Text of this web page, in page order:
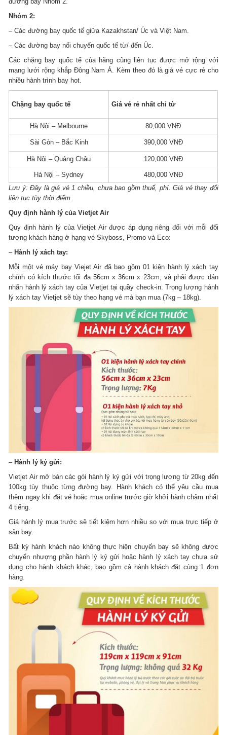
Nhóm 2:
– Các đường bay quốc tế giữa Kazakhstan/ Úc và Việt Nam.
– Các đường bay nối chuyến quốc tế từ/ đến Úc.
Các chặng bay quốc tế của hãng cũng liên tục được mở rộng với
mạng lưới rộng khắp Đông Nam Á. Kèm theo đó là giá vé cực rẻ cho
nhiều hành trình bay hot.
Chặng bay quốc tế Giá vé rẻ nhất chỉ từ
Hà Nội – Melbourne 80,000 VNĐ
Sài Gòn – Bắc Kinh 390,000 VNĐ
Hà Nội – Quảng Châu 120,000 VNĐ
Hà Nội – Sydney
480,000 VNĐ
Lưu ý: Đây là giá vé 1 chiều, chưa bao gồm thuế, phí. Giá vé thay đổi
liên tục tùy thời điểm
Quy định hành lý của Vietjet Air
Quy định hành lý của Vietjet Air được áp dụng riêng đối với mỗi đối
tượng khách hàng ở hạng vé Skyboss, Promo và Eco:
– Hành lý xách tay:
Mỗi một vé máy bay Viejet Air đã bao gồm 01 kiện hành lý xách tay
chính có kích thước tối đa 56cm x 36cm x 23cm, và phải được dán
nhãn hành lý xách tay của Vietjet tại quầy check-in. Trọng lượng hành
lý xách tay Vietjet sẽ tùy theo hạng vé mà bạn mua (7kg – 18kg).
– Hành lý ký gửi:
Vietjet Air mở bán các gói hành lý ký gửi với trọng lượng từ 20kg đến
100kg tùy thuộc từng đường bay. Hành khách có thể yêu cầu mua
thêm ngay khi đặt vé hoặc mua online trước giờ khởi hành chậm nhất
4 tiếng.
Giá hành lý mua trước sẽ tiết kiệm hơn nhiều so với mua trực tiếp ở
sân bay.
Bất kỳ hành khách nào không thực hiện chuyến bay sẽ không được
chuyển nhượng phần hành lý ký gửi hoặc hành lý xách tay chưa sử
dụng cho hành khách khác, bao gồm cả hành khách đặt cùng 1 đơn
hàng.